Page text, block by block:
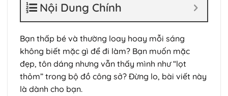
Nội Dung Chính
Bạn thấp bé và thường loay hoay mỗi sáng
không biết mặc gì để đi làm? Bạn muốn mặc
đẹp, tôn dáng nhưng vẫn thấy mình như “lọt
thỏm” trong bộ đồ công sở? Đừng lo, bài viết này
là dành cho bạn.